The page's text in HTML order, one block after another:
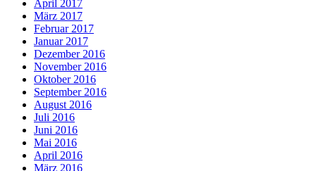
April 2017
März 2017
Februar 2017
Januar 2017
Dezember 2016
November 2016
Oktober 2016
September 2016
August 2016
Juli 2016
Juni 2016
Mai 2016
April 2016
März 2016